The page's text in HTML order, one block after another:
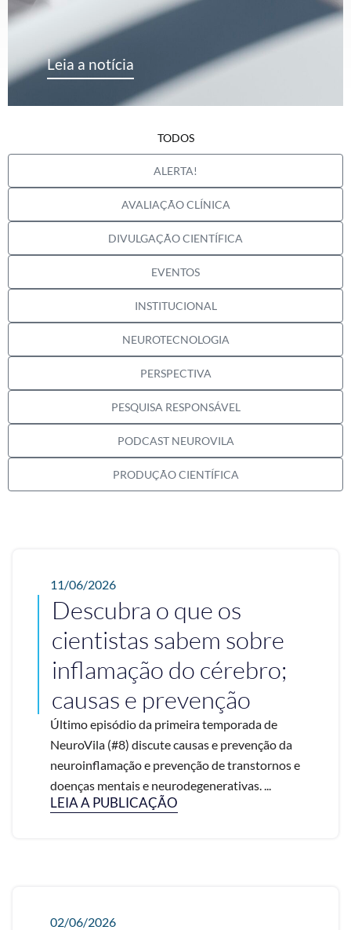
Leia a notícia
ALERTA!
AVALIAÇÃO CLÍNICA
DIVULGAÇÃO CIENTÍFICA
EVENTOS
INSTITUCIONAL
NEUROTECNOLOGIA
PERSPECTIVA
PESQUISA RESPONSÁVEL
PODCAST NEUROVILA
PRODUÇÃO CIENTÍFICA
TODOS
11/06/2026
Descubra o que os
cientistas sabem sobre
inflamação do cérebro;
causas e prevenção
Último episódio da primeira temporada de
NeuroVila (#8) discute causas e prevenção da
neuroinflamação e prevenção de transtornos e
doenças mentais e neurodegenerativas. ...
LEIA A PUBLICAÇÃO
02/06/2026